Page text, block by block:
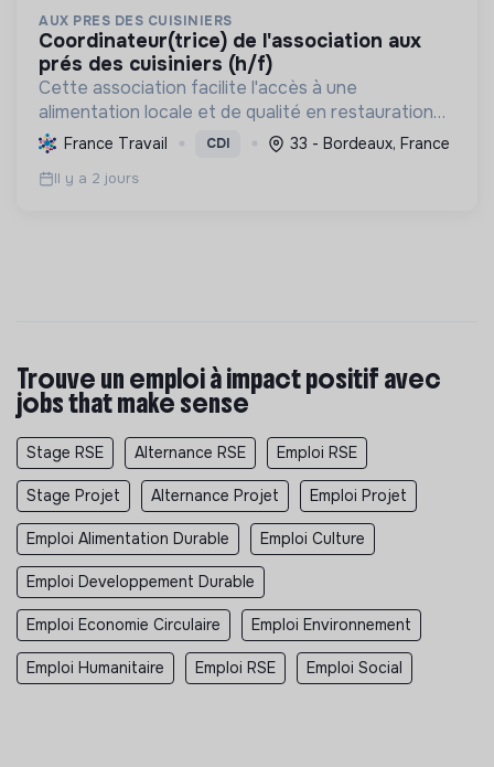
AUX PRES DES CUISINIERS
coordinateur(trice) de l'association aux
prés des cuisiniers (h/f)
Cette association facilite l'accès à une
alimentation locale et de qualité en restauration
collective, soutenant l'agriculture durable et
l'économie solidaire, tout en respectant la loi
EGalim.
France Travail CDI 33 - Bordeaux, France
Il y a 2 jours
Trouve un emploi à impact positif avec
jobs that make sense
Stage RSE Alternance RSE Emploi RSE
Stage Projet Alternance Projet Emploi Projet
Emploi Alimentation Durable Emploi Culture
Emploi Developpement Durable
Emploi Economie Circulaire Emploi Environnement
Emploi Humanitaire Emploi RSE Emploi Social